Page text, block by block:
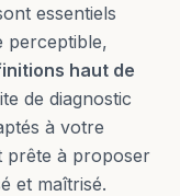
essentiels
perceptible,
haut de
de diagnostic
à votre
prête à proposer
et maîtrisé.